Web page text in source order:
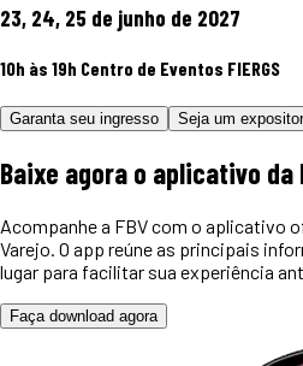
23, 24, 25 de junho de 2027
10h às 19h Centro de Eventos FIERGS
Garanta seu ingresso Seja um expositor
Baixe agora o aplicativo da
Acompanhe a FBV com o aplicativo
Varejo. O app reúne as principais
lugar para facilitar sua experiência
Faça download agora